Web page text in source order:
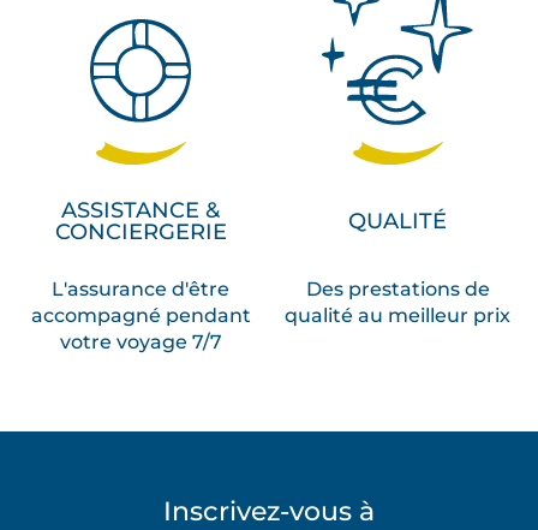
ASSISTANCE &
CONCIERGERIE
L'assurance d'être
accompagné pendant
votre voyage 7/7
QUALITÉ
Des prestations de
qualité au meilleur prix
Inscrivez-vous à